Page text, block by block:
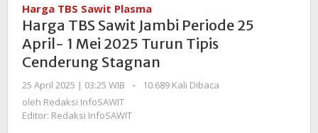
Jambi
Periode
25
1
Harga TBS Sawit Plasma
Harga TBS Sawit Jambi Periode 25
April- 1 Mei 2025 Turun Tipis
Cenderung Stagnan
25 April 2025 | 03:25 WIB
oleh
InfoSAWIT
-
10.689 Kali Dibaca
oleh Redaksi InfoSAWIT
Editor: Redaksi InfoSAWIT